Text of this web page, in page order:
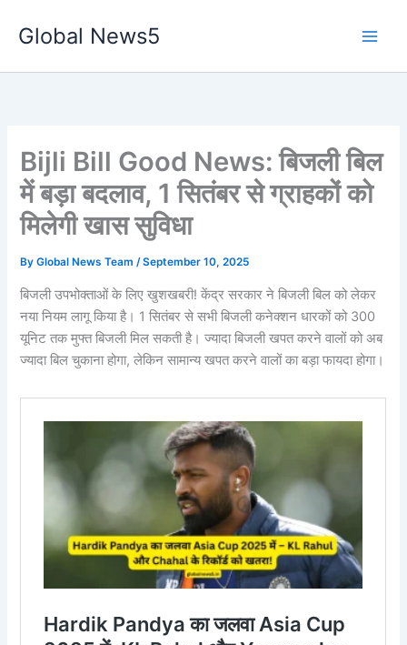
Global News5
Bijli Bill Good News: बिजली बिल
में बड़ा बदलाव, 1 सितंबर से ग्राहकों को
मिलेगी खास सुविधा
ByGlobal News Team/September 10, 2025
बिजली उपभोक्ताओं के लिए खुशखबरी! केंद्र सरकार ने बिजली बिल को लेकर
नया नियम लागू किया है। 1 सितंबर से सभी बिजली कनेक्शन धारकों को 300
यूनिट तक मुफ्त बिजली मिल सकती है। ज्यादा बिजली खपत करने वालों को अब
ज्यादा बिल चुकाना होगा, लेकिन सामान्य खपत करने वालों का बड़ा फायदा होगा।